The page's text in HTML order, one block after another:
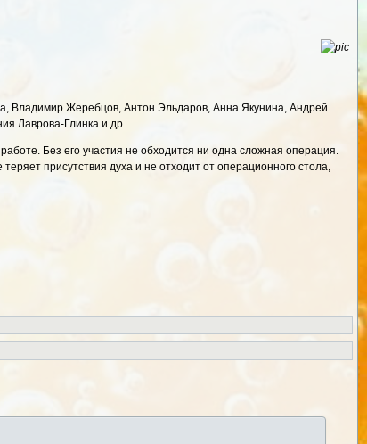
Владимир Жеребцов, Антон Эльдаров, Анна Якунина, Андрей
Лаврова-Глинка и др.
Без его участия не обходится ни одна сложная операция.
присутствия духа и не отходит от операционного стола,